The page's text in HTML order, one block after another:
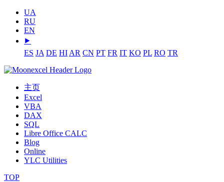
UA
RU
EN
⯈
ES JA DE HI AR CN PT FR IT KO PL RO TR
主页
Excel
VBA
DAX
SQL
Libre Office CALC
Blog
Online
YLC Utilities
TOP